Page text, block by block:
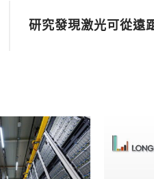
研究發現激光可從遠